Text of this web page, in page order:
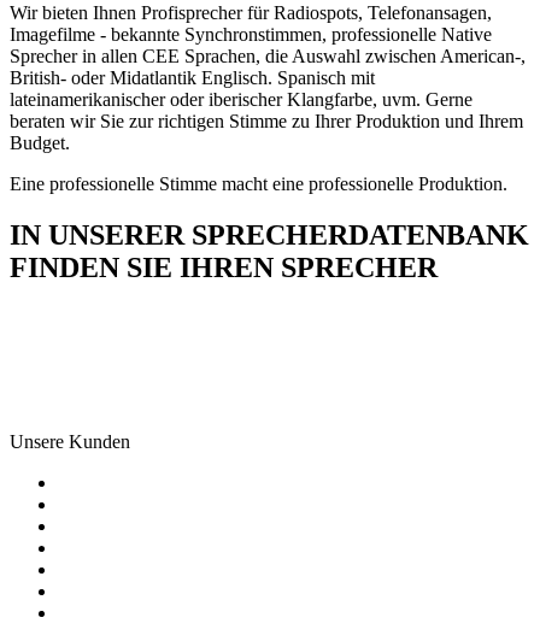
Wir bieten Ihnen Profisprecher für Radiospots, Telefonansagen,
Imagefilme - bekannte Synchronstimmen, professionelle Native
Sprecher in allen CEE Sprachen, die Auswahl zwischen American-,
British- oder Midatlantik Englisch. Spanisch mit
lateinamerikanischer oder iberischer Klangfarbe, uvm. Gerne
beraten wir Sie zur richtigen Stimme zu Ihrer Produktion und Ihrem
Budget.
Eine professionelle Stimme macht eine professionelle Produktion.
IN UNSERER SPRECHERDATENBANK
FINDEN SIE IHREN SPRECHER
Unsere Kunden